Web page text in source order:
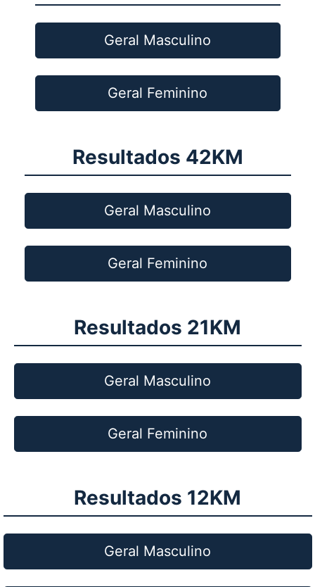
Geral Masculino
Geral Feminino
Resultados 42KM
Geral Masculino
Geral Feminino
Resultados 21KM
Geral Masculino
Geral Feminino
Resultados 12KM
Geral Masculino